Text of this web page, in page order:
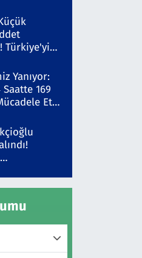
Türkiye'yi
Yanıyor:
169
Etti!